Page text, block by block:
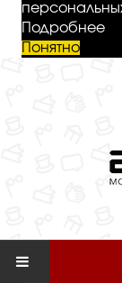
Подробнее
Понятно